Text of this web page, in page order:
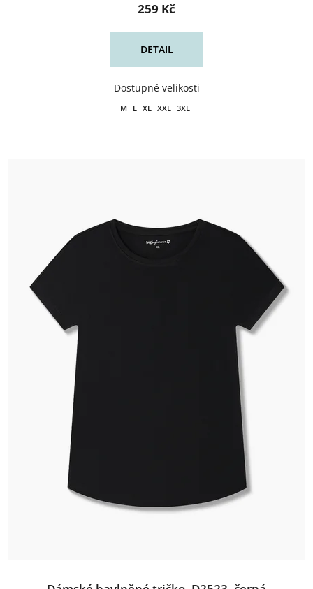
259 Kč
DETAIL
M L XL XXL 3XL